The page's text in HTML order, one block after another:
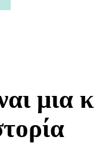
μια